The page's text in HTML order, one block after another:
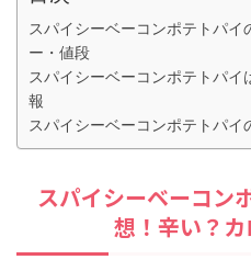
スパイシーベーコンポテトパイ
ー・値段
スパイシーベーコンポテトパ
報
スパイシーベーコンポテトパイ
スパイシーベーコン
想！辛い？